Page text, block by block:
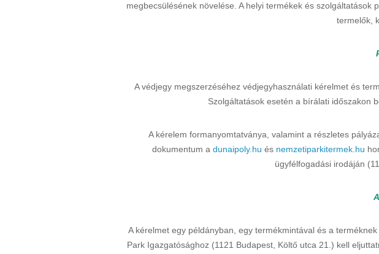
megbecsülésének növelése. A helyi termékek és
termelők,
A védjegy megszerzéséhez védjegyhasználati kérelmet és
Szolgáltatások esetén a bírálati időszakon
A kérelem formanyomtatványa, valamint a részletes
dokumentum a dunaipoly.hu és nemzetiparkitermek.hu
ügyfélfogadási irodáján
A kérelmet egy példányban, egy termékmintával és a
Park Igazgatósághoz (1121 Budapest, Költő utca 21.) kell